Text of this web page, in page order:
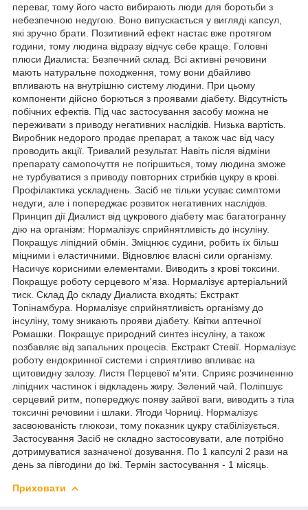
переваг, тому його часто вибирають люди для боротьби з
небезпечною недугою. Воно випускається у вигляді капсул,
які зручно брати. Позитивний ефект настає вже протягом
години, тому людина відразу відчує себе краще. Головні
плюси Диалиста: Безпечний склад. Всі активні речовини
мають натуральне походження, тому вони дбайливо
впливають на внутрішню систему людини. При цьому
компоненти дійсно борються з проявами діабету. Відсутність
побічних ефектів. Під час застосування засобу можна не
переживати з приводу негативних наслідків. Низька вартість.
Виробник недорого продає препарат, а також час від часу
проводить акції. Тривалий результат. Навіть після відміни
препарату самопочуття не погіршиться, тому людина зможе
не турбуватися з приводу повторних стрибків цукру в крові.
Профілактика ускладнень. Засіб не тільки усуває симптоми
недуги, але і попереджає розвиток негативних наслідків.
Принцип дії Диалист від цукрового діабету має багатогранну
дію на організм: Нормалізує сприйнятливість до інсуліну.
Покращує ліпідний обмін. Зміцнює судини, робить їх більш
міцними і еластичними. Відновлює власні сили організму.
Насичує корисними елементами. Виводить з крові токсини.
Покращує роботу серцевого м'яза. Нормалізує артеріальний
тиск. Склад До складу Диалиста входять: Екстракт
Топінамбура. Нормалізує сприйнятливість організму до
інсуліну, тому зникають прояви діабету. Квітки аптечної
Ромашки. Покращує природний синтез інсуліну, а також
позбавляє від запальних процесів. Екстракт Стевії. Нормалізує
роботу ендокринної системи і сприятливо впливає на
щитовидну залозу. Листя Перцевої м'яти. Сприяє розчиненню
ліпідних частинок і відкладень жиру. Зелений чай. Поліпшує
серцевий ритм, попереджує появу зайвої ваги, виводить з тіла
токсичні речовини і шлаки. Ягоди Чорниці. Нормалізує
засвоюваність глюкози, тому показник цукру стабілізується.
Застосування Засіб не складно застосовувати, але потрібно
дотримуватися зазначеної дозування. По 1 капсулі 2 рази на
день за півгодини до їжі. Термін застосування - 1 місяць.
Приховати